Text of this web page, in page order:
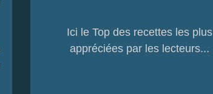
Ici le Top des recettes les plus
appréciées par les lecteurs...